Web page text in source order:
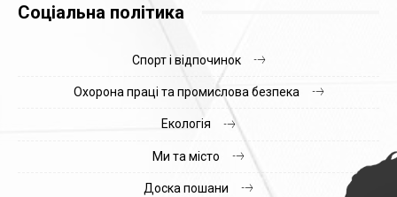
Соціальна політика
Спорт і відпочинок
Охорона праці та промислова безпека
Екологія
Ми та місто
Доска пошани